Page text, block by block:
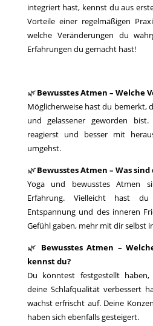
integriert hast, kennst du aus
Vorteile einer regelmäßigen
welche Veränderungen du
Erfahrungen du gemacht hast!
🌿Bewusstes Atmen – Welche
Möglicherweise hast du bemerkt,
und gelassener geworden
reagierst und besser mit
umgehst.
🌿Bewusstes Atmen – Was
Yoga und bewusstes Atmen
Erfahrung. Vielleicht hast
Entspannung und des inneren
Gefühl gaben, mehr mit dir selbst
🌿 Bewusstes Atmen –
kennst du?
Du könntest festgestellt
deine Schlafqualität verbessert
wachst erfrischt auf. Deine
haben sich ebenfalls gesteigert.